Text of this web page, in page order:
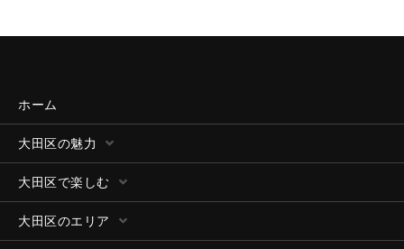
ホーム
大田区の魅力
大田区で楽しむ
大田区のエリア